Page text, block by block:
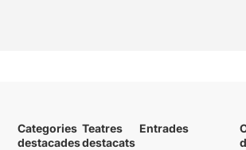
Categories
destacades
Teatres
destacats
Entrades